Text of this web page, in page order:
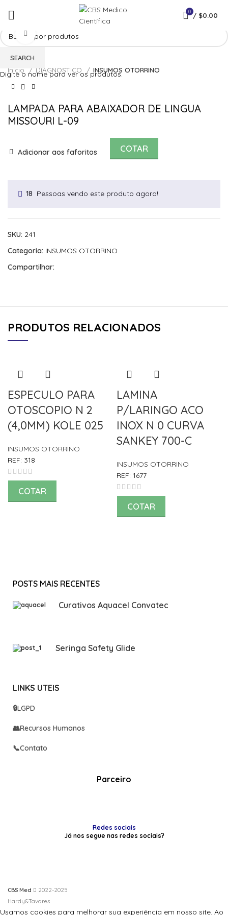
0 / $0.00
Click to enlarge
Início DIAGNOSTICO INSUMOS OTORRINO
LAMPADA PARA ABAIXADOR DE LINGUA
MISSOURI L-09
Adicionar aos faforitos COTAR
18 Pessoas vendo este produto agora!
SKU: 241
Categoria: INSUMOS OTORRINO
Compartilhar:
PRODUTOS RELACIONADOS
ESPECULO PARA
OTOSCOPIO N 2
(4,0MM) KOLE 025
INSUMOS OTORRINO
REF: 318
COTAR
LAMINA
P/LARINGO ACO
INOX N 0 CURVA
SANKEY 700-C
INSUMOS OTORRINO
REF: 1677
COTAR
POSTS MAIS RECENTES
Curativos Aquacel Convatec
Seringa Safety Glide
LINKS UTEIS
🔒LGPD
👥Recursos Humanos
📞Contato
Parceiro
Redes sociais
Já nos segue nas redes sociais?
CBS Med
2022-2025
Hardy&Tavares
Usamos cookies para melhorar sua experiência em nosso site. Ao
SEARCH
Digite o nome para ver os produtos.